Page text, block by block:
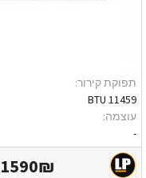
תפוקת קירור:
11459 BTU
עוצמה:
-
1590₪